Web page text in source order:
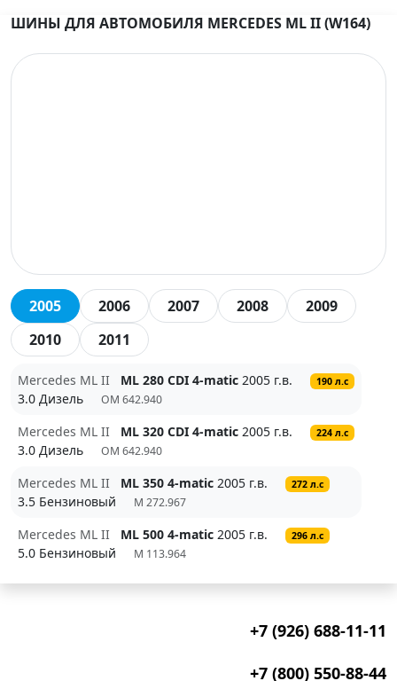
ШИНЫ ДЛЯ АВТОМОБИЛЯ MERCEDES ML II (W164)
2005 2006 2007 2008
2009
2010
2011
Mercedes ML II ML 280 CDI 4-matic 2005 г.в. 190 л.с
3.0 Дизель OM 642.940
Mercedes ML II ML 320 CDI 4-matic 2005 г.в. 224 л.с
3.0 Дизель OM 642.940
Mercedes ML II ML 350 4-matic 2005 г.в. 272 л.с
3.5 Бензиновый M 272.967
Mercedes ML II ML 500 4-matic 2005 г.в. 296 л.с
5.0 Бензиновый M 113.964
+7 (926) 688-11-11
+7 (800) 550-88-44